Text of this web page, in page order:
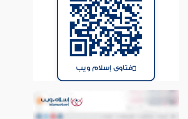
فتاوى إسلام ويب